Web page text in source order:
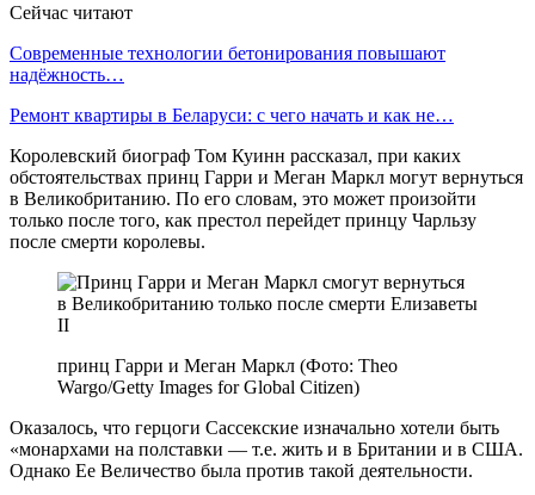
Сейчас читают
Современные технологии бетонирования повышают
надёжность…
Ремонт квартиры в Беларуси: с чего начать и как не…
Королевский биограф Том Куинн рассказал, при каких
обстоятельствах принц Гарри и Меган Маркл могут вернуться
в Великобританию. По его словам, это может произойти
только после того, как престол перейдет принцу Чарльзу
после смерти королевы.
принц Гарри и Меган Маркл (Фото: Theo
Wargo/Getty Images for Global Citizen)
Оказалось, что герцоги Сассекские изначально хотели быть
«монархами на полставки — т.е. жить и в Британии и в США.
Однако Ее Величество была против такой деятельности.